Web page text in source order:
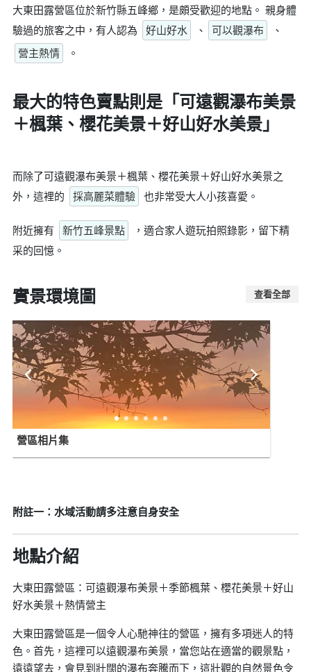
大東田露營區位於新竹縣五峰鄉，是頗受歡迎的地點。 親身體
驗過的旅客之中，有人認為
好山好水 、 可以觀瀑布
、
營主熱情
。
最大的特色賣點則是「可遠觀瀑布美景
＋楓葉、櫻花美景＋好山好水美景」
而除了可遠觀瀑布美景＋楓葉、櫻花美景＋好山好水美景之
外，這裡的
採高麗菜體驗 也非常受大人小孩喜愛。
附近擁有 新竹五峰景點
，適合家人遊玩拍照錄影，留下精
采的回憶。
實景環境圖 查看全部
營區相片集
附註一：水域活動請多注意自身安全
地點介紹
大東田露營區：可遠觀瀑布美景＋季節楓葉、櫻花美景＋好山
好水美景＋熱情營主
大東田露營區是一個令人心馳神往的營區，擁有多項迷人的特
色。首先，這裡可以遠觀瀑布美景，當您站在適當的觀景點，
遠遠望去，會見到壯闊的瀑布奔騰而下，這壯觀的自然景色令